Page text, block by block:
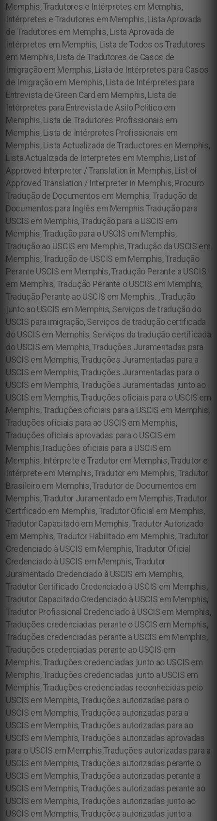
Memphis, Tradutores e Intérpretes em Memphis,
Intérpretes e Tradutores em Memphis, Lista Aprovada
de Tradutores em Memphis, Lista Aprovada de
Intérpretes em Memphis, Lista de Todos os Tradutores
em Memphis, Lista de Tradutores de Casos de
Imigração em Memphis, Lista de Intérpretes para Casos
de Imigração em Memphis, Lista de Intérpretes para
Entrevista de Green Card em Memphis, Lista de
Intérpretes para Entrevista de Asilo Político em
Memphis, Lista de Tradutores Profissionais em
Memphis, Lista de Intérpretes Profissionais em
Memphis, Lista Actualizada de Traductores en Memphis,
Lista Actualizada de Interpretes em Memphis, List of
Approved Interpreter / Translation in Memphis, List of
Approved Translation / Interpreter in Memphis, Procuro
Tradução de Documentos em Memphis, Tradução de
Documentos para Inglês em MemphisTradução para
USCIS em Memphis, Tradução para a USCIS em
Memphis, Tradução para o USCIS em Memphis,
Tradução ao USCIS em Memphis, Tradução da USCIS em
Memphis, Tradução de USCIS em Memphis, Tradução
Perante USCIS em Memphis, Tradução Perante a USCIS
em Memphis, Tradução Perante o USCIS em Memphis,
Tradução Perante ao USCIS em Memphis. , Tradução
junto ao USCIS em Memphis, Serviços de tradução do
USCIS para imigração, Serviços de tradução certificada
do USCIS em Memphis, Serviços da tradução certificada
do USCIS em Memphis, Traduções Juramentadas para
USCIS em Memphis, Traduções Juramentadas para a
USCIS em Memphis, Traduções Juramentadas para o
USCIS em Memphis, Traduções Juramentadas junto ao
USCIS em Memphis, Traduções oficiais para o USCIS em
Memphis, Traduções oficiais para a USCIS em Memphis,
Traduções oficiais para ao USCIS em Memphis,
Traduções oficiais aprovadas para o USCIS em
Memphis,Traduções oficiais para a USCIS em
Memphis, Intérprete e Tradutor em Memphis, Tradutor e
Intérprete em Memphis, Tradutor em Memphis, Tradutor
Brasileiro em Memphis, Tradutor de Documentos em
Memphis, Tradutor Juramentado em Memphis, Tradutor
Certificado em Memphis, Tradutor Oficial em Memphis,
Tradutor Capacitado em Memphis, Tradutor Autorizado
em Memphis, Tradutor Habilitado em Memphis, Tradutor
Credenciado à USCIS em Memphis, Tradutor Oficial
Credenciado à USCIS em Memphis, Tradutor
Juramentado Credenciado à USCIS em Memphis,
Tradutor Certificado Credenciado à USCIS em Memphis,
Tradutor Capacitado Credenciado à USCIS em Memphis,
Tradutor Profissional Credenciado à USCIS em Memphis,
Traduções credenciadas perante o USCIS em Memphis,
Traduções credenciadas perante a USCIS em Memphis,
Traduções credenciadas perante ao USCIS em
Memphis, Traduções credenciadas junto ao USCIS em
Memphis, Traduções credenciadas junto a USCIS em
Memphis, Traduções credenciadas reconhecidas pelo
USCIS em Memphis, Traduções autorizadas para o
USCIS em Memphis, Traduções autorizadas para a
USCIS em Memphis, Traduções autorizadas para ao
USCIS em Memphis, Traduções autorizadas aprovadas
para o USCIS em Memphis,Traduções autorizadas para a
USCIS em Memphis, Traduções autorizadas perante o
USCIS em Memphis, Traduções autorizadas perante a
USCIS em Memphis, Traduções autorizadas perante ao
USCIS em Memphis, Traduções autorizadas junto ao
USCIS em Memphis, Traduções autorizadas junto a